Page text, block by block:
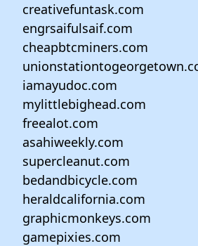
creativefuntask.com
engrsaifulsaif.com
cheapbtcminers.com
iamayudoc.com
mylittlebighead.com
freealot.com
asahiweekly.com
supercleanut.com
bedandbicycle.com
heraldcalifornia.com
graphicmonkeys.com
gamepixies.com